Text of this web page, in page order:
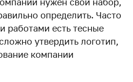
определить. Часто
работами есть тесные
утвердить логотип,
компании